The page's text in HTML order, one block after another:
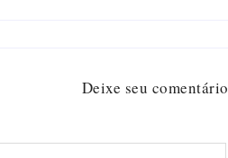
Deixe seu comentário